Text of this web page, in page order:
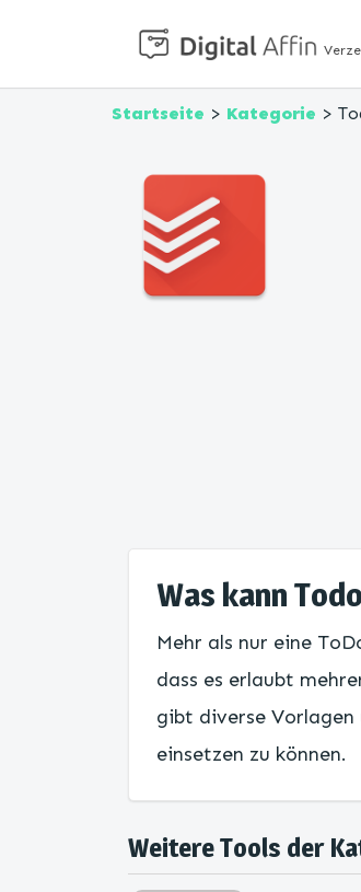
Startseite > Kategorie >
Was kann
Mehr als nur eine
dass es erlaubt
gibt diverse
einsetzen zu können.
Weitere Tools der